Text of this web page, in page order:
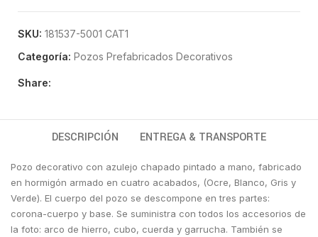
SKU: 181537-5001 CAT1
Categoría: Pozos Prefabricados Decorativos
Share:
DESCRIPCIÓN ENTREGA & TRANSPORTE
Pozo decorativo con azulejo chapado pintado a mano, fabricado
en hormigón armado en cuatro acabados, (Ocre, Blanco, Gris y
Verde). El cuerpo del pozo se descompone en tres partes:
corona-cuerpo y base. Se suministra con todos los accesorios de
la foto: arco de hierro, cubo, cuerda y garrucha. También se